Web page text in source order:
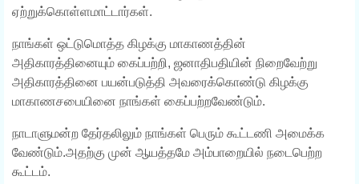
ஏற்றுக்கொள்ளமாட்டார்கள்.
நாங்கள் ஒட்டுமொத்த கிழக்கு மாகாணத்தின்
அதிகாரத்தினையும் கைப்பற்றி, ஜனாதிபதியின் நிறைவேற்று
அதிகாரத்தினை பயன்படுத்தி அவரைக்கொண்டு கிழக்கு
மாகாணசபையினை நாங்கள் கைப்பற்றவேண்டும்.
நாடாளுமன்ற தேர்தலிலும் நாங்கள் பெரும் கூட்டணி அமைக்க
வேண்டும்.அதற்கு முன் ஆயத்தமே அம்பாறையில் நடைபெற்ற
கூட்டம்.